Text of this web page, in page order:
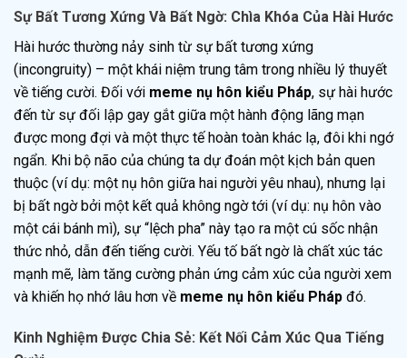
Sự Bất Tương Xứng Và Bất Ngờ: Chìa Khóa Của Hài Hước
Hài hước thường nảy sinh từ sự bất tương xứng
(incongruity) – một khái niệm trung tâm trong nhiều lý thuyết
về tiếng cười. Đối với meme nụ hôn kiểu Pháp, sự hài hước
đến từ sự đối lập gay gắt giữa một hành động lãng mạn
được mong đợi và một thực tế hoàn toàn khác lạ, đôi khi ngớ
ngẩn. Khi bộ não của chúng ta dự đoán một kịch bản quen
thuộc (ví dụ: một nụ hôn giữa hai người yêu nhau), nhưng lại
bị bất ngờ bởi một kết quả không ngờ tới (ví dụ: nụ hôn vào
một cái bánh mì), sự “lệch pha” này tạo ra một cú sốc nhận
thức nhỏ, dẫn đến tiếng cười. Yếu tố bất ngờ là chất xúc tác
mạnh mẽ, làm tăng cường phản ứng cảm xúc của người xem
và khiến họ nhớ lâu hơn về meme nụ hôn kiểu Pháp đó.
Kinh Nghiệm Được Chia Sẻ: Kết Nối Cảm Xúc Qua Tiếng